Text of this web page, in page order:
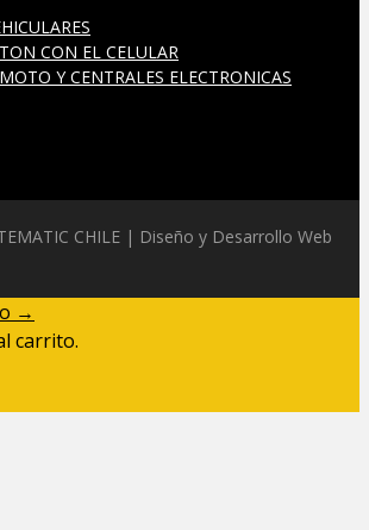
CON EL CELULAR
Y CENTRALES ELECTRONICAS
CHILE | Diseño y Desarrollo Web
→
carrito.